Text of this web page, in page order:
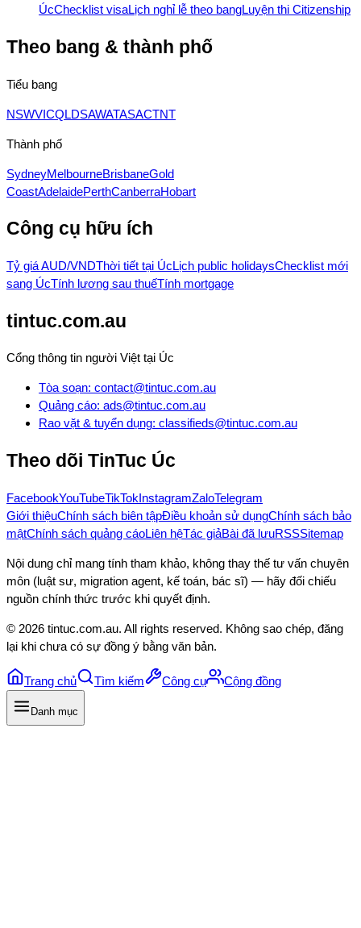
ÚcChecklist visaLịch nghỉ lễ theo bangLuyện thi Citizenship
Theo bang & thành phố
Tiểu bang
NSWVICQLDSAWATASACTNT
Thành phố
SydneyMelbourneBrisbaneGold
CoastAdelaidePerthCanberraHobart
Công cụ hữu ích
Tỷ giá AUD/VNDThời tiết tại ÚcLịch public holidaysChecklist mới
sang ÚcTính lương sau thuếTính mortgage
tintuc.com.au
Cổng thông tin người Việt tại Úc
Tòa soạn: contact@tintuc.com.au
Quảng cáo: ads@tintuc.com.au
Rao vặt & tuyển dụng: classifieds@tintuc.com.au
Theo dõi TinTuc Úc
FacebookYouTubeTikTokInstagramZaloTelegram
Giới thiệuChính sách biên tậpĐiều khoản sử dụngChính sách bảo
mậtChính sách quảng cáoLiên hệTác giảBài đã lưuRSSSitemap
Nội dung chỉ mang tính tham khảo, không thay thế tư vấn chuyên
môn (luật sư, migration agent, kế toán, bác sĩ) — hãy đối chiếu
nguồn chính thức trước khi quyết định.
© 2026 tintuc.com.au. All rights reserved. Không sao chép, đăng
lại khi chưa có sự đồng ý bằng văn bản.
Trang chủ Tìm kiếm Công cụ Cộng đồng
Danh mục